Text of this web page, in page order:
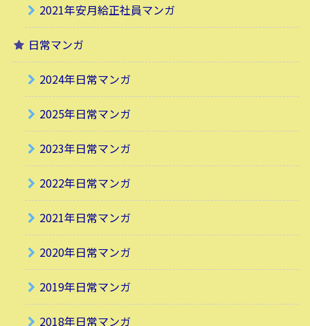
2021年安月給正社員マンガ
日常マンガ
2024年日常マンガ
2025年日常マンガ
2023年日常マンガ
2022年日常マンガ
2021年日常マンガ
2020年日常マンガ
2019年日常マンガ
2018年日常マンガ